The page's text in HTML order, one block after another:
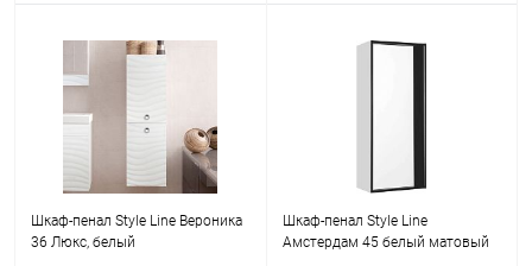
Шкаф-пенал Style Line Вероника
36 Люкс, белый
Шкаф-пенал Style Line
Амстердам 45 белый матовый